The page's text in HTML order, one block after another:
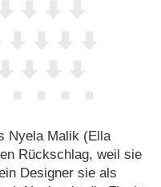
Nyela Malik (Ella
Rückschlag, weil sie
Designer sie als